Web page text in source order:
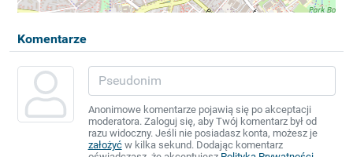
Komentarze
Anonimowe komentarze pojawią się po akceptacji
moderatora. Zaloguj się, aby Twój komentarz był od
razu widoczny. Jeśli nie posiadasz konta, możesz je
założyćw kilka sekund. Dodając komentarz